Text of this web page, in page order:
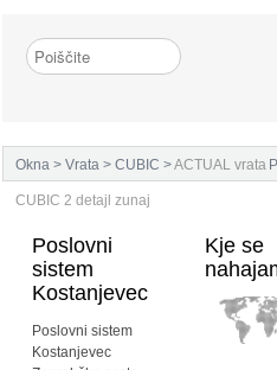
Okna > Vrata > CUBIC >ACTUAL vrata
CUBIC 2 detajl zunaj
Poslovni
sistem
Kostanjevec
Poslovni sistem
Kostanjevec
Kje se